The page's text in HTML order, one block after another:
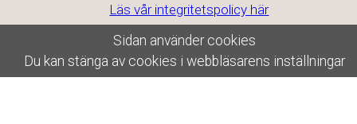
Läs vår integritetspolicy här
Sidan använder cookies
Du kan stänga av cookies i webbläsarens inställningar